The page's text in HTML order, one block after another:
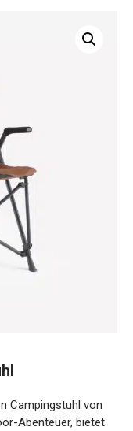
Campingstuhl von
Abenteuer, bietet